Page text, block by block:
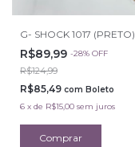
G- SHOCK 1017 (PRETO)
R$89,99 -28% OFF
R$124,99
R$85,49 com Boleto
6 x de R$15,00 sem juros